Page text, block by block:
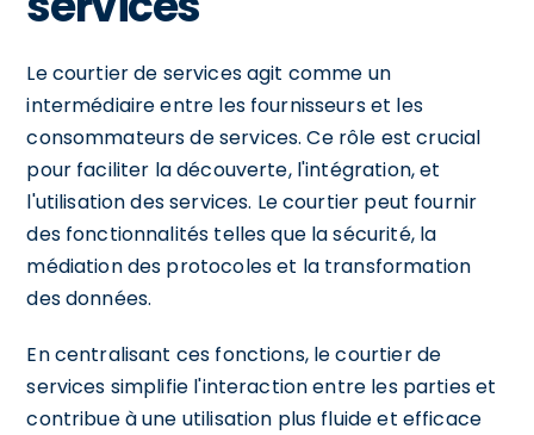
Le courtier de services agit comme un
intermédiaire entre les fournisseurs et les
consommateurs de services. Ce rôle est crucial
pour faciliter la découverte, l'intégration, et
l'utilisation des services. Le courtier peut fournir
des fonctionnalités telles que la sécurité, la
médiation des protocoles et la transformation
des données.
En centralisant ces fonctions, le courtier de
services simplifie l'interaction entre les parties et
contribue à une utilisation plus fluide et efficace